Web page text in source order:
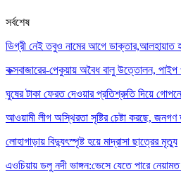
সর্বশেষ
ডিগ্রী নেই তবুও নামের আগে ডাক্তার,আলহায়াত
কক্সবাজারের-পেকুয়ায় অবৈধ বালু উত্তোলন, পাইপ
ঘুষের টাকা ফেরত দেওয়ার প্রতিশ্রুতি দিয়ে
আওয়ামী লীগ অস্থিরতা সৃষ্টির চেষ্টা করছে,
লোহাগাড়ায় বিদ্যুৎস্পৃষ্ট হয়ে মাদ্রাসা ছাত্রের মৃত্যু
এওচিয়ায় ডলু নদী ভাঙ্গন:ভেসে যেতে পারে